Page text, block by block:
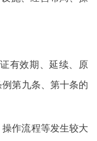
有效期、延续、原
第九条、第十条的
作流程等发生较大